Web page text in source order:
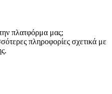
πλατφόρμα μας;
πληροφορίες σχετικά με